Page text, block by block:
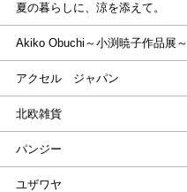
夏の暮らしに、涼を添えて。
Akiko Obuchi～小渕暁子作品展～
アクセル ジャパン
北欧雑貨
パンジー
ユザワヤ